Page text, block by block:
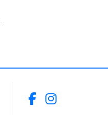
Facebook
Instagram